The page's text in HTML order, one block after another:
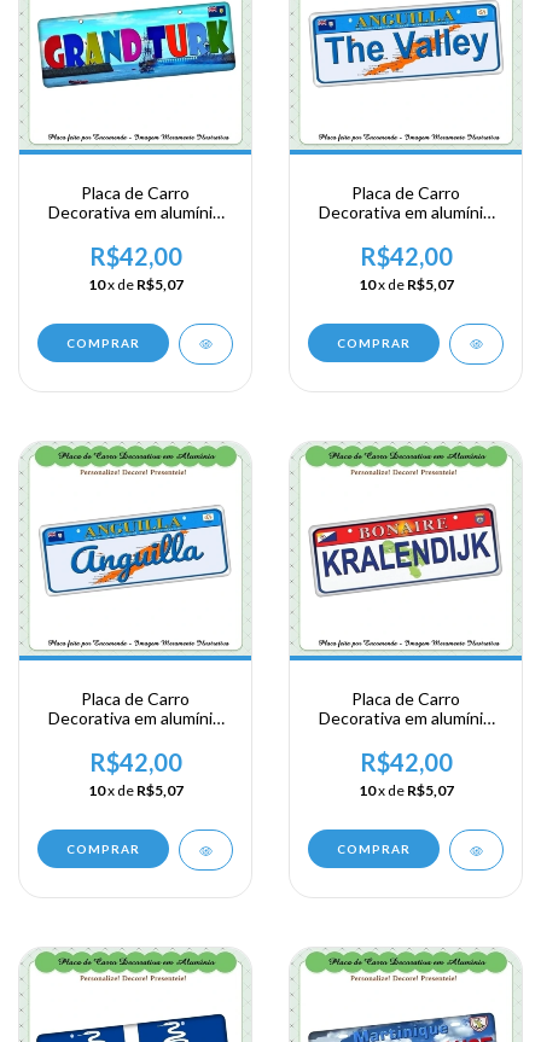
Placa de Carro
Decorativa em alumínio
Posse Britanica - Grand
Turk
R$42,00
10x de R$5,07
COMPRAR
Placa de Carro
Decorativa em alumínio
Posse Britanica - Anguila
- The Valley
R$42,00
10x de R$5,07
COMPRAR
Placa de Carro
Decorativa em alumínio
Posse Britanica - Anguila
R$42,00
10x de R$5,07
COMPRAR
Placa de Carro
Decorativa em alumínio
Bonaire
R$42,00
10x de R$5,07
COMPRAR